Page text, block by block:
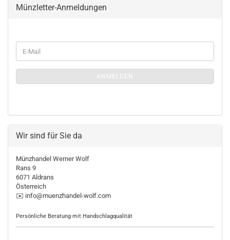
Münzletter-Anmeldungen
WEITER
ZUR
E-
Mail
ANMELDEN
Wir sind für Sie da
Münzhandel Werner Wolf
Rans 9
6071 Aldrans
Österreich
✉️ info@muenzhandel-wolf.com
Persönliche Beratung mit Handschlagqualität